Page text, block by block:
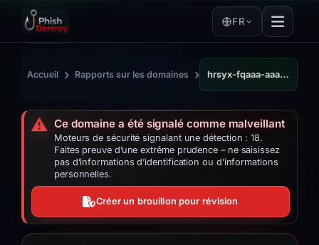
FR
Accueil › Rapports sur les domaines › hrsyx-fqaaa-aaaag-aavja-cai.raw.ic0.app
⚠️ Ce domaine a été signalé comme malveillant
Moteurs de sécurité signalant une détection : 18.
Faites preuve d’une extrême prudence – ne saisissez
pas d’informations d’identification ou d’informations
personnelles.
Créer un brouillon pour révision